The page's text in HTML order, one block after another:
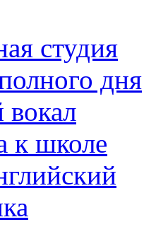
студия
дня
к школе